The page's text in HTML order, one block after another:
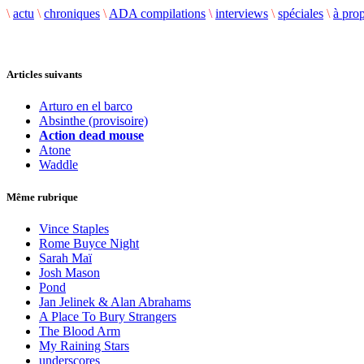
\ actu \ chroniques \ ADA compilations \ interviews \ spéciales \ à
Articles suivants
Arturo en el barco
Absinthe (provisoire)
Action dead mouse
Atone
Waddle
Même rubrique
Vince Staples
Rome Buyce Night
Sarah Maï
Josh Mason
Pond
Jan Jelinek & Alan Abrahams
A Place To Bury Strangers
The Blood Arm
My Raining Stars
underscores